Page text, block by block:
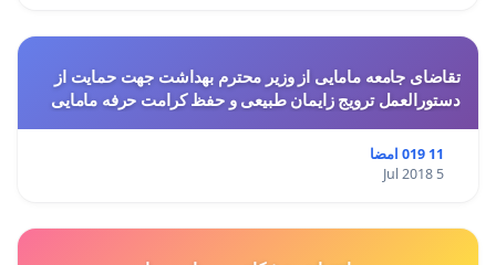
تقاضای جامعه مامایی از وزیر محترم بهداشت جهت حمایت از
دستورالعمل ترویج زایمان طبیعی و حفظ کرامت حرفه مامایی
11 019 امضا
5 Jul 2018